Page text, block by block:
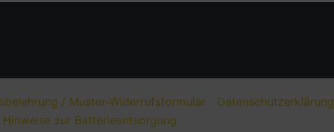
/ Muster-Widerrufsformular Datenschutzerklärung
Hinweise zur Batterieentsorgung